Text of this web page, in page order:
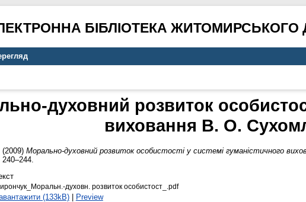
БІБЛІОТЕКА ЖИТОМИРСЬКОГО
духовний розвиток
виховання В. О.
(2009) Морально-духовний розвиток особистості у системі гуманістичного
духовн. розвиток особистост_.pdf
(133kB)| Preview